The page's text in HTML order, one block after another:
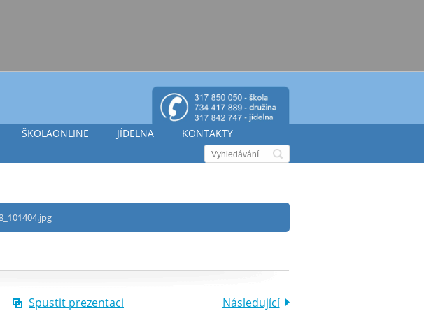
organizace
ŠKOLAONLINE JÍDELNA KONTAKTY
Spustit prezentaci Následující